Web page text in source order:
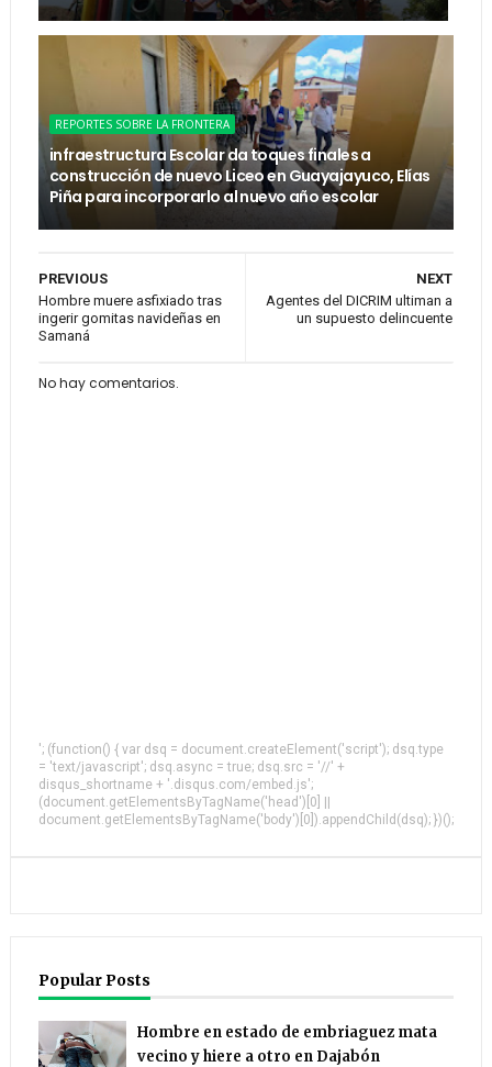
REPORTES SOBRE LA FRONTERA
infraestructura Escolar da toques finales a
construcción de nuevo Liceo en Guayajayuco, Elías
Piña para incorporarlo al nuevo año escolar
NEXT
Agentes del DICRIM ultiman a
un supuesto delincuente
PREVIOUS
Hombre muere asfixiado tras
ingerir gomitas navideñas en
Samaná
No hay comentarios.
'; (function() { var dsq = document.createElement('script'); dsq.type
= 'text/javascript'; dsq.async = true; dsq.src = '//' +
disqus_shortname + '.disqus.com/embed.js';
(document.getElementsByTagName('head')[0] ||
document.getElementsByTagName('body')[0]).appendChild(dsq); })();
Popular Posts
Hombre en estado de embriaguez mata
vecino y hiere a otro en Dajabón